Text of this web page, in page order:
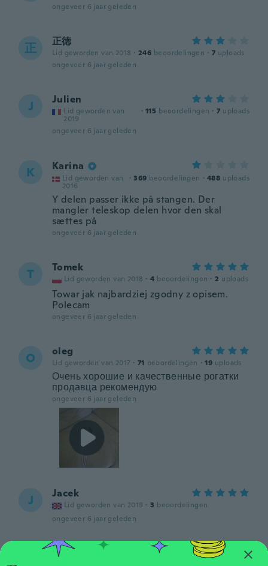
ongeveer 6 jaar geleden
正 正徳
Lid geworden van 2018 · 246 beoordelingen · 7 uploads
ongeveer 6 jaar geleden
J Julien
Lid geworden van
2019
· 115 beoordelingen · 7 uploads
ongeveer 6 jaar geleden
K Karina
Lid geworden van
2016
· 369 beoordelingen · 488 uploads
Y delen passer ikke på stangen. Der
mangler teleskop delen hvor den skal
sættes på
ongeveer 6 jaar geleden
T Tomek
Lid geworden van 2018 · 4 beoordelingen · 2 uploads
Towar jak najbardziej zgodny z opisem.
Polecam
ongeveer 6 jaar geleden
O oleg
Lid geworden van 2017 · 71 beoordelingen · 19 uploads
Очень хорошие и качественные рогатки
продавца рекомендую
ongeveer 6 jaar geleden
J Jacek
Lid geworden van 2019 · 3 beoordelingen
ongeveer 6 jaar geleden
Mario